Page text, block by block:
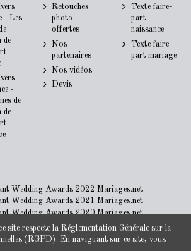
- Les
de
-
de
de
Retouches
photo
offertes
Nos
partenaires
Nos vidéos
Devis
Texte faire-
part
naissance
Texte faire-
part mariage
site respecte la Réglementation Générale sur la
(RGPD). En naviguant sur ce site, vous